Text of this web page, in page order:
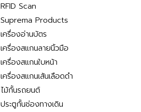
RFID Scan
Suprema Products
เครื่องอ่านบัตร
เครื่องสแกนลายนิ้วมือ
เครื่องสแกนใบหน้า
เครื่องสแกนเส้นเลือดดำ
ไม้กั้นรถยนต์
ประตูกั้นช่องทางเดิน